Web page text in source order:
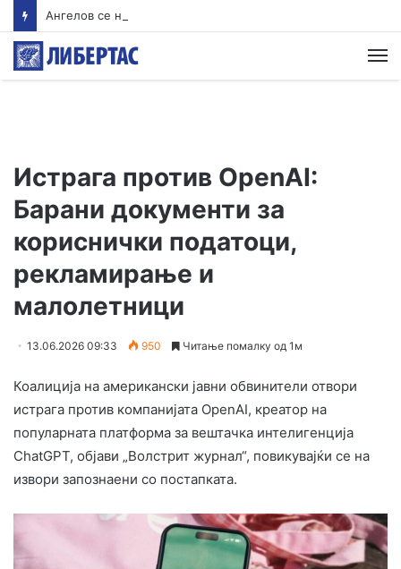
Истрага против OpenAI:
Барани документи за
кориснички податоци,
рекламирање и
малолетници
13.06.2026 09:33 950 Читање помалку од 1м
Коалиција на американски јавни обвинители отвори
истрага против компанијата OpenAI, креатор на
популарната платформа за вештачка интелигенција
ChatGPT, објави „Волстрит журнал“, повикувајќи се на
извори запознаени со постапката.